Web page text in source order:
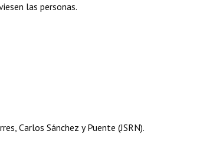
las personas.
Carlos Sánchez y Puente (JSRN).